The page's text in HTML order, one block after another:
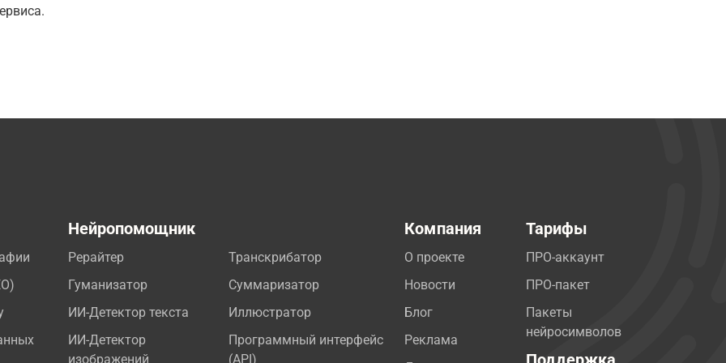
Нейропомощник
Рерайтер
Гуманизатор
ИИ-Детектор текста
ИИ-Детектор
изображений
Транскрибатор
Суммаризатор
Иллюстратор
Программный интерфейс
(API)
Компания
О проекте
Новости
Блог
Реклама
Тарифы
ПРО-аккаунт
ПРО-пакет
Пакеты
нейросимволов